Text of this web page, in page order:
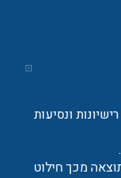
ונסיעות
מכך חילוט